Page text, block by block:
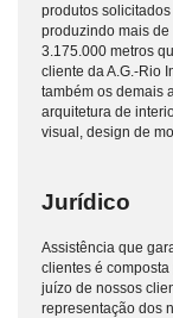
produtos
produzindo mais
3.175.000 metros
cliente da A.G.-Rio
também os demais
arquitetura de
visual, design de
Jurídico
Assistência que
clientes é
juízo de nossos
representação dos